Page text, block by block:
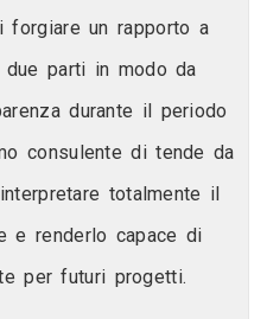
forgiare un rapporto a
parti in modo da
durante il periodo
consulente di tende da
totalmente il
e renderlo capace di
per futuri progetti.